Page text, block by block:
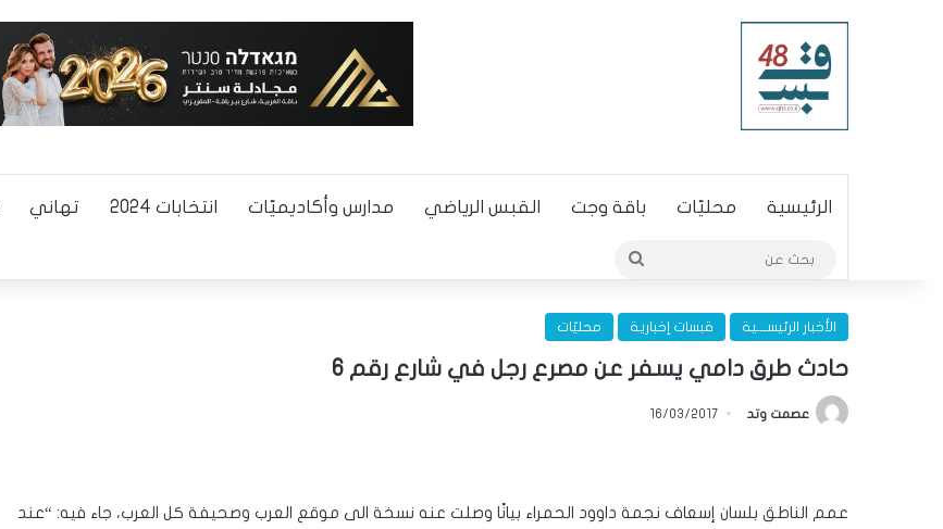
الرئيسية محليّات باقة وجت القبس الرياضي مدارس وأكاديميّات انتخابات 2024 تهاني
الأخبار الرئيســـية قبسات إخبارية محليّات
حادث طرق دامي يسفر عن مصرع رجل في شارع رقم 6
عصمت وتد 16/03/2017
عمم الناطق بلسان إسعاف نجمة داوود الحمراء بيانًا وصلت عنه نسخة الى موقع العرب وصحيفة كل العرب، جاء فيه: “عند